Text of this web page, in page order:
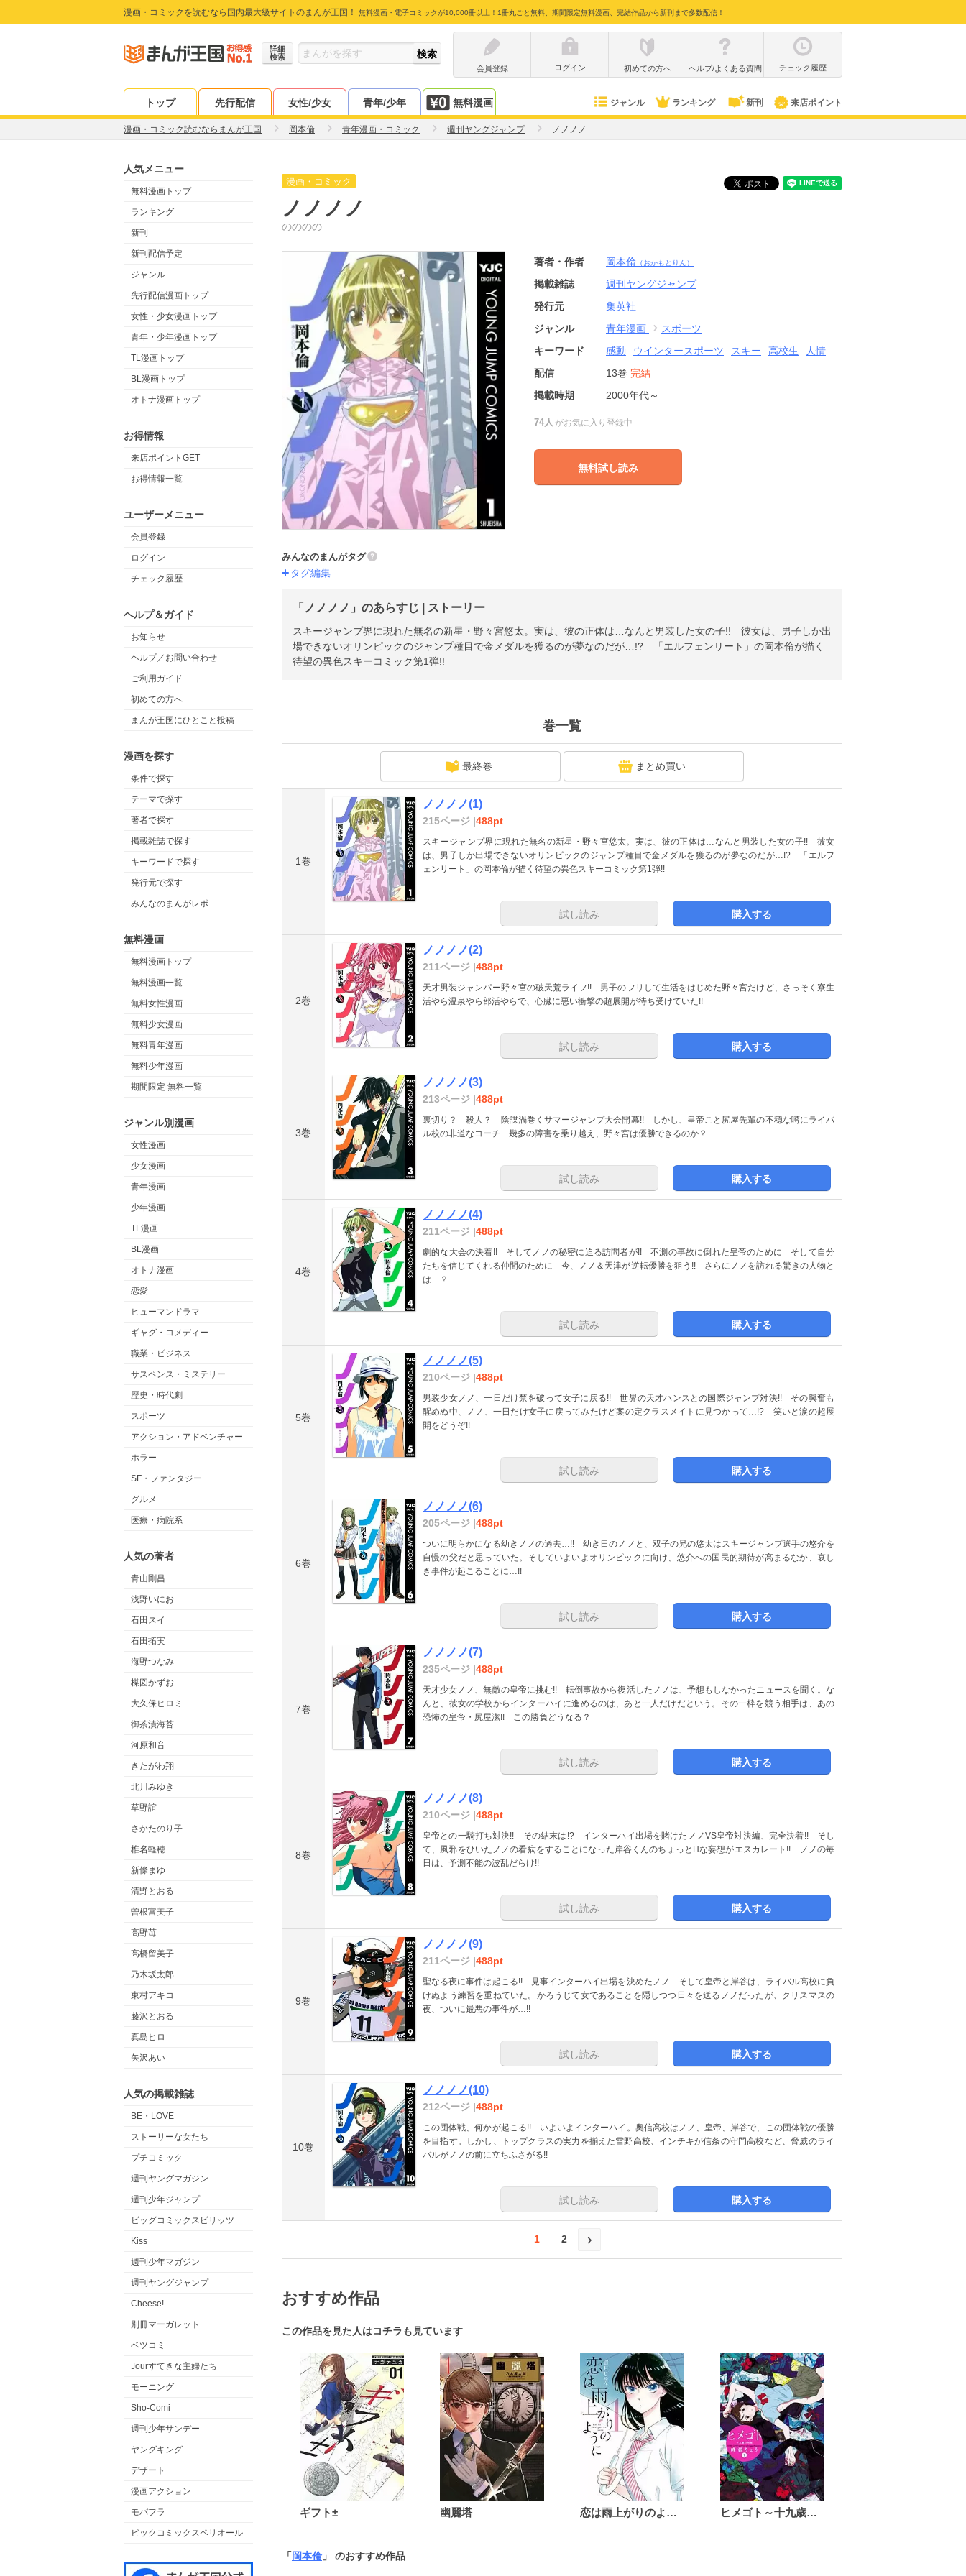
漫画・コミックを読むなら国内最大級サイトのまんが王国！ 無料漫画・電子コミックが10,000冊以上！1冊丸ごと無料、期間限定無料漫画、完結作品から新刊まで多数配信！
詳細
検索
会員登録
ログイン 初めての方へ ヘルプ/よくある質問 チェック履歴
トップ 先行配信 女性/少女 青年/少年 無料漫画 ジャンル ランキング 新刊 来店ポイント
漫画・コミック読むならまんが王国 岡本倫 青年漫画・コミック 週刊ヤングジャンプ ノノノノ
人気メニュー
無料漫画トップ
ランキング
新刊
新刊配信予定
ジャンル
先行配信漫画トップ
女性・少女漫画トップ
青年・少年漫画トップ
TL漫画トップ
BL漫画トップ
オトナ漫画トップ
お得情報
来店ポイントGET
お得情報一覧
ユーザーメニュー
会員登録
ログイン
チェック履歴
ヘルプ＆ガイド
お知らせ
ヘルプ／お問い合わせ
ご利用ガイド
初めての方へ
まんが王国にひとこと投稿
漫画を探す
条件で探す
テーマで探す
著者で探す
掲載雑誌で探す
キーワードで探す
発行元で探す
みんなのまんがレポ
無料漫画
無料漫画トップ
無料漫画一覧
無料女性漫画
無料少女漫画
無料青年漫画
無料少年漫画
期間限定 無料一覧
ジャンル別漫画
女性漫画
少女漫画
青年漫画
少年漫画
TL漫画
BL漫画
オトナ漫画
恋愛
ヒューマンドラマ
ギャグ・コメディー
職業・ビジネス
サスペンス・ミステリー
歴史・時代劇
スポーツ
アクション・アドベンチャー
ホラー
SF・ファンタジー
グルメ
医療・病院系
人気の著者
青山剛昌
浅野いにお
石田スイ
石田拓実
海野つなみ
楳図かずお
大久保ヒロミ
御茶漬海苔
河原和音
きたがわ翔
北川みゆき
草野誼
さかたのり子
椎名軽穂
新條まゆ
清野とおる
曽根富美子
高野苺
高橋留美子
乃木坂太郎
東村アキコ
藤沢とおる
真島ヒロ
矢沢あい
人気の掲載雑誌
BE・LOVE
ストーリーな女たち
プチコミック
週刊ヤングマガジン
週刊少年ジャンプ
ビッグコミックスピリッツ
Kiss
週刊少年マガジン
週刊ヤングジャンプ
Cheese!
別冊マーガレット
ベツコミ
Jourすてきな主婦たち
モーニング
Sho-Comi
週刊少年サンデー
ヤングキング
デザート
漫画アクション
モバフラ
ビックコミックスペリオール
漫画・コミック
ノノノノ
のののの
著者・作者 岡本倫 （おかもとりん）
掲載雑誌
週刊ヤングジャンプ
発行元
集英社
ジャンル
青年漫画
スポーツ
キーワード
感動 ウインタースポーツ スキー 高校生
人情
配信
13巻 完結
掲載時期
2000年代～
74人 がお気に入り登録中
無料試し読み
みんなのまんがタグ
タグ編集
「ノノノノ」のあらすじ | ストーリー
スキージャンプ界に現れた無名の新星・野々宮悠太。実は、彼の正体は…なんと男装した女の子!! 彼女は、男子しか出
場できないオリンピックのジャンプ種目で金メダルを獲るのが夢なのだが…!? 「エルフェンリート」の岡本倫が描く
待望の異色スキーコミック第1弾!!
巻一覧
最終巻 まとめ買い
1巻
ノノノノ(1)
215ページ |488pt
スキージャンプ界に現れた無名の新星・野々宮悠太。実は、彼の正体は…なんと男装した女の子!! 彼女
は、男子しか出場できないオリンピックのジャンプ種目で金メダルを獲るのが夢なのだが…!? 「エルフ
ェンリート」の岡本倫が描く待望の異色スキーコミック第1弾!!
試し読み 購入する
2巻
ノノノノ(2)
211ページ |488pt
天才男装ジャンパー野々宮の破天荒ライフ!! 男子のフリして生活をはじめた野々宮だけど、さっそく寮生
活やら温泉やら部活やらで、心臓に悪い衝撃の超展開が待ち受けていた!!
試し読み 購入する
3巻
ノノノノ(3)
213ページ |488pt
裏切り？ 殺人？ 陰謀渦巻くサマージャンプ大会開幕!! しかし、皇帝こと尻屋先輩の不穏な噂にライバ
ル校の非道なコーチ…幾多の障害を乗り越え、野々宮は優勝できるのか？
試し読み 購入する
4巻
ノノノノ(4)
211ページ |488pt
劇的な大会の決着!! そしてノノの秘密に迫る訪問者が!! 不測の事故に倒れた皇帝のために そして自分
たちを信じてくれる仲間のために 今、ノノ＆天津が逆転優勝を狙う!! さらにノノを訪れる驚きの人物と
は…？
試し読み 購入する
5巻
ノノノノ(5)
210ページ |488pt
男装少女ノノ、一日だけ禁を破って女子に戻る!! 世界の天才ハンスとの国際ジャンプ対決!! その興奮も
醒めぬ中、ノノ、一日だけ女子に戻ってみたけど案の定クラスメイトに見つかって…!? 笑いと涙の超展
開をどうぞ!!
試し読み 購入する
6巻
ノノノノ(6)
205ページ |488pt
ついに明らかになる幼きノノの過去…!! 幼き日のノノと、双子の兄の悠太はスキージャンプ選手の悠介を
自慢の父だと思っていた。そしていよいよオリンピックに向け、悠介への国民的期待が高まるなか、哀し
き事件が起こることに…!!
試し読み 購入する
7巻
ノノノノ(7)
235ページ |488pt
天才少女ノノ、無敵の皇帝に挑む!! 転倒事故から復活したノノは、予想もしなかったニュースを聞く。な
んと、彼女の学校からインターハイに進めるのは、あと一人だけだという。その一枠を競う相手は、あの
恐怖の皇帝・尻屋潔!! この勝負どうなる？
試し読み 購入する
8巻
ノノノノ(8)
210ページ |488pt
皇帝との一騎打ち対決!! その結末は!? インターハイ出場を賭けたノノVS皇帝対決編、完全決着!! そし
て、風邪をひいたノノの看病をすることになった岸谷くんのちょっとHな妄想がエスカレート!! ノノの毎
日は、予測不能の波乱だらけ!!
試し読み 購入する
9巻
ノノノノ(9)
211ページ |488pt
聖なる夜に事件は起こる!! 見事インターハイ出場を決めたノノ そして皇帝と岸谷は、ライバル高校に負
けぬよう練習を重ねていた。かろうじて女であることを隠しつつ日々を送るノノだったが、クリスマスの
夜、ついに最悪の事件が…!!
試し読み 購入する
10巻
ノノノノ(10)
212ページ |488pt
この団体戦、何かが起こる!! いよいよインターハイ。奥信高校はノノ、皇帝、岸谷で、この団体戦の優勝
を目指す。しかし、トップクラスの実力を揃えた雪野高校、インチキが信条の守門高校など、脅威のライ
バルがノノの前に立ちふさがる!!
試し読み 購入する
1 2
おすすめ作品
この作品を見た人はコチラも見ています
ギフト± 幽麗塔 恋は雨上がりのように ヒメゴト～十九歳の制服～
「岡本倫 」 のおすすめ作品